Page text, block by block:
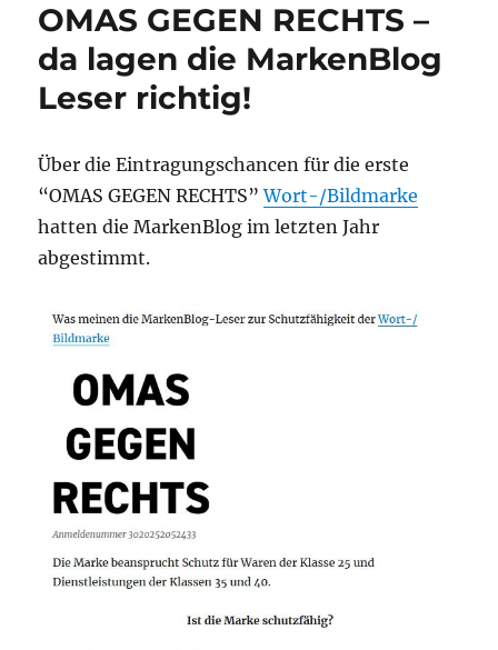
OMAS GEGEN RECHTS –
da lagen die MarkenBlog
Leser richtig!
Über die Eintragungschancen für die erste
“OMAS GEGEN RECHTS”Wort-/Bildmarke
hatten die MarkenBlog im letzten Jahr
abgestimmt.